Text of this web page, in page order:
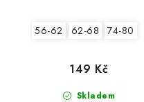
56-62 62-68 74-80
Skladem
149 Kč